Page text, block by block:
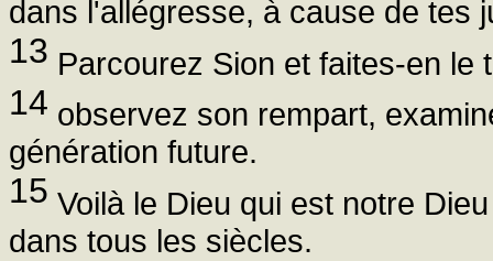
dans l'allégresse, à cause de tes
13 Parcourez Sion et faites-en
14 observez son rempart,
génération future.
15 Voilà le Dieu qui est notre
dans tous les siècles.